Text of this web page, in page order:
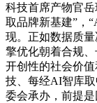
科技首席产物官
取品牌新基建”，
现。正如数据质
擎优化朝着合规
开创性的社会价
技、每经AI智库
委会承办，前提